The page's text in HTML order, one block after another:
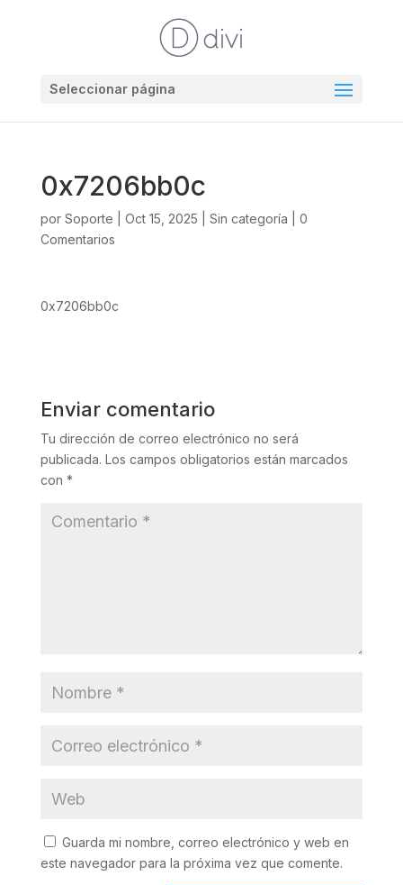
Seleccionar página
0x7206bb0c
por Soporte Oct 15, 2025 Sin categoría
0
Comentarios
0x7206bb0c
Enviar comentario
Tu dirección de correo electrónico no será
publicada. Los campos obligatorios están marcados
con *
Guarda mi nombre, correo electrónico y web en
este navegador para la próxima vez que comente.